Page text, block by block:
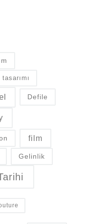
Defile
film
Gelinlik